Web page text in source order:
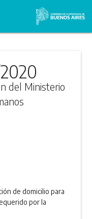
del Ministerio
de domicilio para
por la